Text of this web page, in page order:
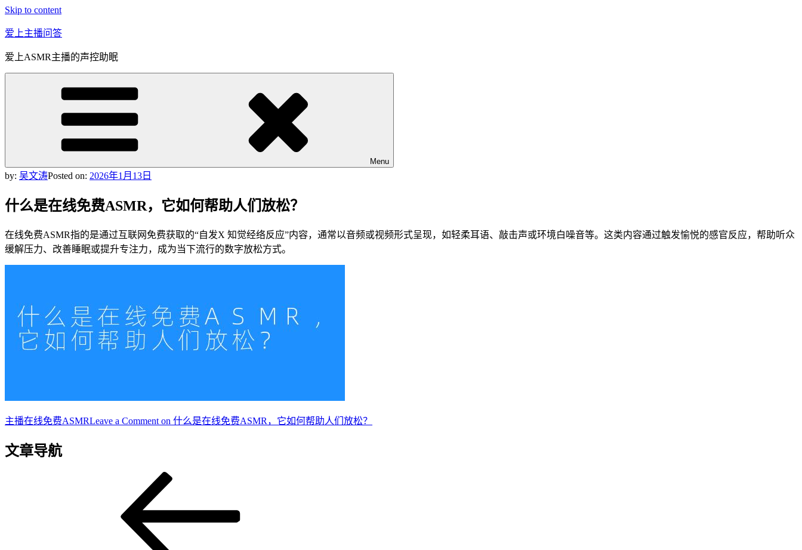
Skip to content
爱上主播问答
爱上ASMR主播的声控助眠
Menu
by: 吴文涛Posted on: 2026年1月13日
什么是在线免费ASMR，它如何帮助人们放松？
在线免费ASMR指的是通过互联网免费获取的“自发X 知觉经络反应”内容，通常以音频或视频形式呈现，如轻柔耳语、敲击声或环境白噪音等。这类内容通过触发愉悦的感官反应，帮助听众
缓解压力、改善睡眠或提升专注力，成为当下流行的数字放松方式。
主播在线免费ASMRLeave a Comment on 什么是在线免费ASMR，它如何帮助人们放松？
文章导航